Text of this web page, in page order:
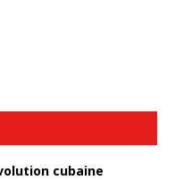
cubaine